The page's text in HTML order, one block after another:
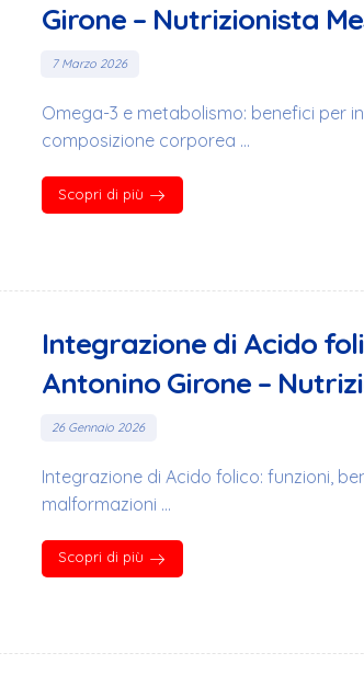
Girone – Nutrizionista
7 Marzo 2026
Omega-3 e metabolismo: benefici per
composizione corporea ...
Scopri di più
Integrazione di Acido
Antonino Girone –
26 Gennaio 2026
Integrazione di Acido folico: funzioni,
malformazioni ...
Scopri di più